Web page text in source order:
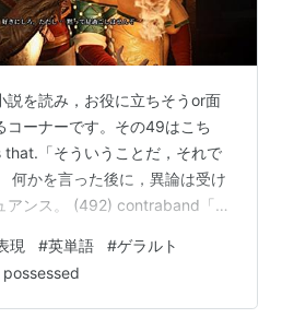
説を読み，お役に立ちそうor面
コーナーです。その49はこち
「そういうことだ，それで
何かを言った後に，異論は受け
アンス。 (492) contraband「輸
係で，ban「禁止」と関係。
contra）」といったイメージ。
足枷をはめる」 FF14 に出てく
現 #英単語 #ゲラルト